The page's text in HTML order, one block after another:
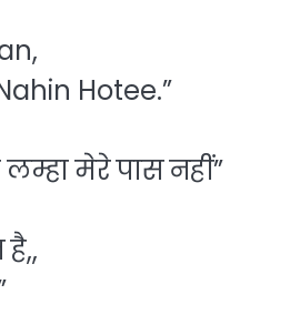
Hotee.”
मेरे पास नहीं”